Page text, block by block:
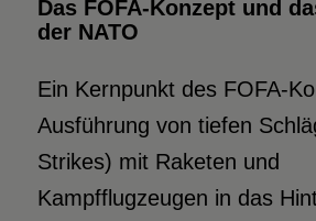
Das FOFA-Konzept und
der NATO
Ein Kernpunkt des FOFA-
Ausführung von tiefen
Strikes) mit Raketen und
Kampfflugzeugen in das